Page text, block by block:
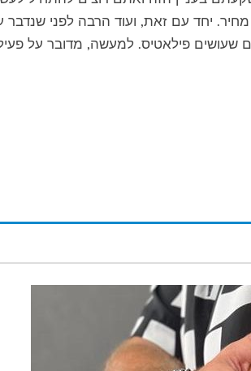
יחד עם זאת, ועוד הרבה לפני שנדבר
פילאטיס. למעשה, מדובר על